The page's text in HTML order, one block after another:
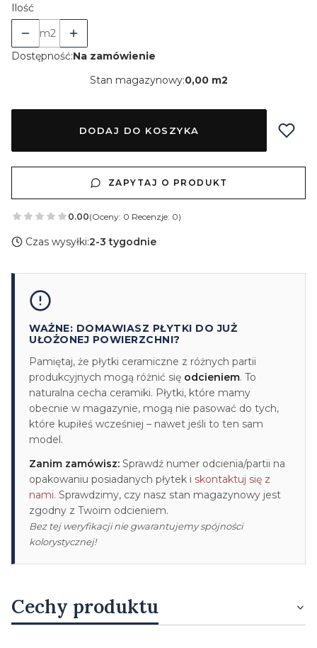
Ilość
m2
Dostępność:Na zamówienie
Stan magazynowy:0,00 m2
DODAJ DO KOSZYKA
ZAPYTAJ O PRODUKT
0.00(Oceny: 0 Recenzje: 0)
Czas wysyłki:2-3 tygodnie
WAŻNE: DOMAWIASZ PŁYTKI DO JUŻ
UŁOŻONEJ POWIERZCHNI?
Pamiętaj, że płytki ceramiczne z różnych partii
produkcyjnych mogą różnić się odcieniem. To
naturalna cecha ceramiki. Płytki, które mamy
obecnie w magazynie, mogą nie pasować do tych,
które kupiłeś wcześniej – nawet jeśli to ten sam
model.
Zanim zamówisz: Sprawdź numer odcienia/partii na
opakowaniu posiadanych płytek i skontaktuj się z
nami. Sprawdzimy, czy nasz stan magazynowy jest
zgodny z Twoim odcieniem.
Bez tej weryfikacji nie gwarantujemy spójności
kolorystycznej!
Cechy produktu